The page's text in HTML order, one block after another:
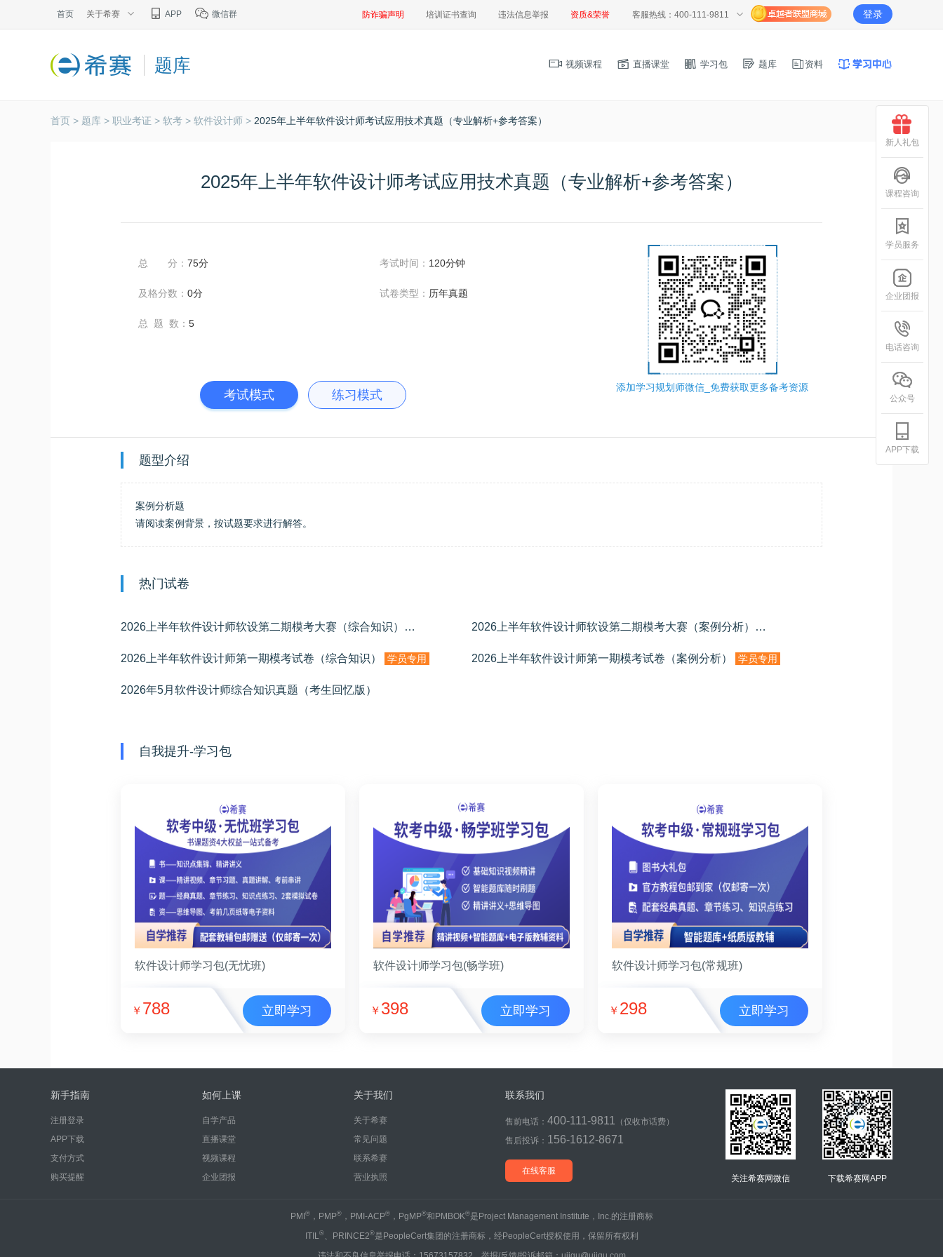
首页 关于希赛 APP 微信群 防诈骗声明 培训证书查询 违法信息举报 资质&荣誉 客服热线：400-111-9811 登录
题库 视频课程 直播课堂 学习包 题库 资料
首页 > 题库 > 职业考证 > 软考 > 软件设计师 > 2025年上半年软件设计师考试应用技术真题（专业解析+参考答案）
2025年上半年软件设计师考试应用技术真题（专业解析+参考答案）
总 分： 75分
及格分数： 0分
总 题 数： 5
考试时间： 120分钟
试卷类型： 历年真题
考试模式 练习模式
添加学习规划师微信_免费获取更多备考资源
题型介绍
案例分析题
请阅读案例背景，按试题要求进行解答。
热门试卷
2026上半年软件设计师软设第二期模考大赛（综合知识）学员专用 2026上半年软件设计师软设第二期模考大赛（案例分析）学员专用
2026上半年软件设计师第一期模考试卷（综合知识） 学员专用 2026上半年软件设计师第一期模考试卷（案例分析） 学员专用
2026年5月软件设计师综合知识真题（考生回忆版）
自我提升-学习包
软件设计师学习包(无忧班)
￥ 788 立即学习
软件设计师学习包(畅学班)
￥ 398 立即学习
软件设计师学习包(常规班)
￥ 298 立即学习
新手指南
注册登录
APP下载
支付方式
购买提醒
如何上课
自学产品
直播课堂
视频课程
企业团报
关于我们
关于希赛
常见问题
联系希赛
营业执照
联系我们
售前电话： 400-111-9811
（仅收市话费）
售后投诉： 156-1612-8671
在线客服
关注希赛网微信 下载希赛网APP
PMI®，PMP®，PMI-ACP®，PgMP®和PMBOK®是Project Management Institute，Inc.的注册商标
ITIL®、PRINCE2®是PeopleCert集团的注册商标，经PeopleCert授权使用，保留所有权利
新人礼包
课程咨询
学员服务
企业团报
电话咨询
公众号
APP下载